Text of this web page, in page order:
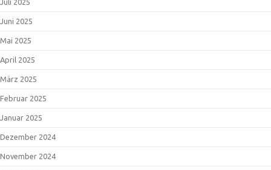
Juni 2025
Mai 2025
April 2025
März 2025
Februar 2025
Januar 2025
Dezember 2024
November 2024